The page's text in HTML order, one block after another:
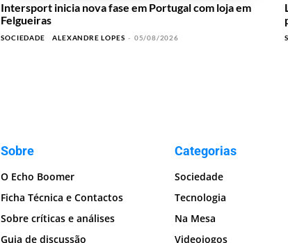
Intersport inicia nova fase em Portugal com loja em
Felgueiras
SOCIEDADE ALEXANDRE LOPES - 05/08/2026
Sobre
O Echo Boomer
Ficha Técnica e Contactos
Sobre críticas e análises
Guia de discussão
Categorias
Sociedade
Tecnologia
Na Mesa
Videojogos